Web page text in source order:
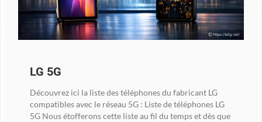
LG 5G
Découvrez ici la liste des téléphones du fabricant LG
compatibles avec le réseau 5G : Liste de téléphones LG
5G Nous étofferons cette liste au fil du temps et dès que